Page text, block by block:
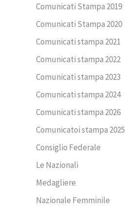
Comunicati Stampa 2019
Comunicati Stampa 2020
Comunicati stampa 2021
Comunicati stampa 2022
Comunicati stampa 2023
Comunicati stampa 2024
Comunicati stampa 2026
Comunicatoi stampa 2025
Consiglio Federale
Le Nazionali
Medagliere
Nazionale Femminile